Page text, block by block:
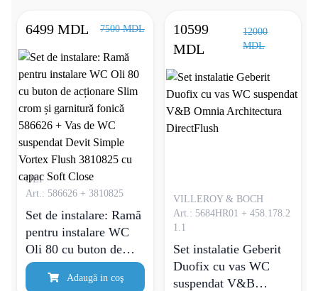
6499 MDL 7500 MDL
OLI
Art.: 586626 + 3810825
Set de instalare: Ramă
pentru instalare WC
Oli 80 cu buton de
acționare Slim crom și
garnitură fonică
Adaugă in coş
10599
MDL
12000
MDL
VILLEROY & BOCH
Art.: 5684HR01 + 458.178.2
1.1
Set instalatie Geberit
Duofix cu vas WC
suspendat V&B